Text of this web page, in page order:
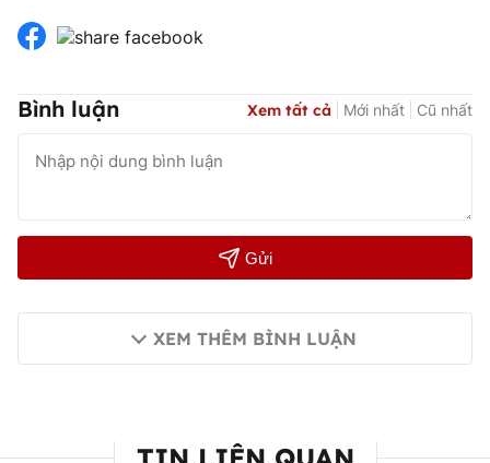
Bình luận Xem tất cả Mới nhất Cũ nhất
Gửi
XEM THÊM BÌNH LUẬN